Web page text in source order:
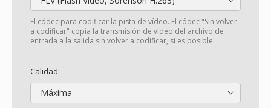
El códec para codificar la pista de vídeo. El códec "Sin volver
a codificar" copia la transmisión de vídeo del archivo de
entrada a la salida sin volver a codificar, si es posible.
Calidad:
Máxima